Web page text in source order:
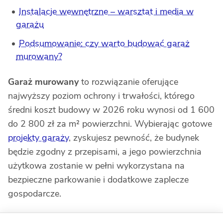
Instalacje wewnętrzne – warsztat i media w
garażu
Podsumowanie: czy warto budować garaż
murowany?
Garaż murowanyto rozwiązanie oferujące
najwyższy poziom ochrony i trwałości, którego
średni koszt budowy w 2026 roku wynosi od 1 600
do 2 800 zł za m² powierzchni. Wybierając gotowe
projekty garaży, zyskujesz pewność, że budynek
będzie zgodny z przepisami, a jego powierzchnia
użytkowa zostanie w pełni wykorzystana na
bezpieczne parkowanie i dodatkowe zaplecze
gospodarcze.